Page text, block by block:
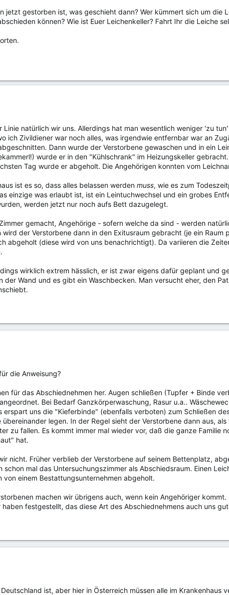
jetzt gestorben ist, was geschieht dann? Wer kümmert sich um die
können? Wie ist Euer Leichenkeller? Fahrt Ihr die Leiche
Linie natürlich wir uns. Allerdings hat man wesentlich weniger 'zu
ich Zivildiener war noch alles, was irgendwie entfernbar war an
Dann wurde der Verstorbene gewaschen und in ein
wurde er in den "Kühlschrank" im Heizungskeller
Tag wurde er abgeholt. Die Angehörigen konnten vom
ist es so, dass alles belassen werden muss, wie es zum
einzige was erlaubt ist, ist ein Leintuchwechsel und ein grobes
werden jetzt nur noch aufs Bett dazugelegt.
gemacht, Angehörige - sofern welche da sind - werden
der Verstorbene dann in den Exitusraum gebracht (je ein
abgeholt (diese wird von uns benachrichtigt). Da variieren die
wirklich extrem hässlich, er ist zwar eigens dafür geplant und
der Wand und es gibt ein Waschbecken. Man versucht eher, den
die Anweisung?
für das Abschiednehmen her. Augen schließen (Tupfer + Binde
Bei Bedarf Ganzkörperwaschung, Rasur u.a..
erspart uns die "Kieferbinde" (ebenfalls verboten) zum Schließen
übereinander legen. In der Regel sieht der Verstorbene dann aus,
zu fallen. Es kommt immer mal wieder vor, daß die ganze Familie
hat.
nicht. Früher verblieb der Verstorbene auf seinem Bettenplatz,
schon mal das Untersuchungszimmer als Abschiedsraum. Einen
einem Bestattungsunternehmen abgeholt.
machen wir übrigens auch, wenn kein Angehöriger
haben festgestellt, das diese Art des Abschiednehmens auch uns
ist, aber hier in Österreich müssen alle im